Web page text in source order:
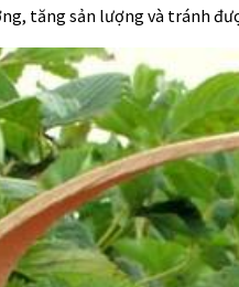
tăng sản lượng và tránh